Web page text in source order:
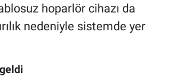
hoparlör cihazı da
nedeniyle sistemde yer